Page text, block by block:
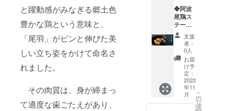
と躍動感がみなぎる郷土色
豊かな鶏という意味と、
「尾羽」がピンと伸びた美
しい立ち姿をかけて命名さ
れました。
その肉質は、身が締まっ
て適度な歯ごたえがあり、
【アレ
ルギー
表
示】
鶏肉 ◆
商品
名：阿
波尾鶏
もも正
肉 【原
材料
名】鶏
もも肉
（徳島
【原材
料名】
鶏もも
肉（徳
島県
産）
【アレ
ルギー
示】
鶏肉 ◆
商品
名：阿
◆阿波
尾鶏ス
テーキ
セット
【阿波
尾鶏も
もス
テー
キ ２
００ｇ×
６袋、
ステー
キソー
支援
者：
0人
お届
け予
定：
2022
年11
月
こ
の
リ
タ